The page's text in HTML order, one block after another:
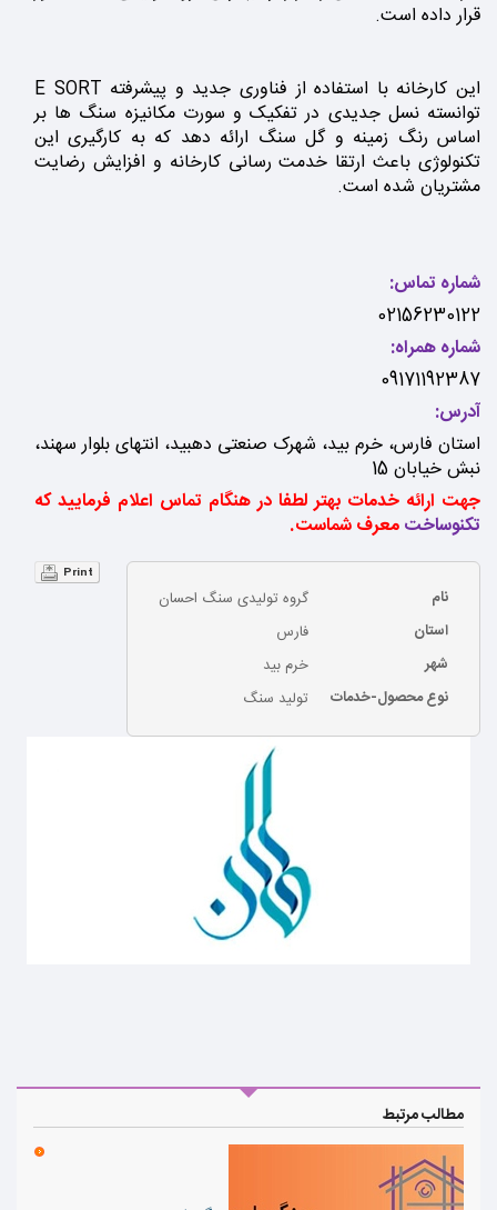
قرار داده است.
این کارخانه با استفاده از فناوری جدید و پیشرفته E SORT
توانسته نسل جدیدی در تفکیک و سورت مکانیزه سنگ ها بر
اساس رنگ زمینه و گل سنگ ارائه دهد که به کارگیری این
تکنولوژی باعث ارتقا خدمت رسانی کارخانه و افزایش رضایت
مشتریان شده است.
شماره تماس:
02156230122
شماره همراه:
09171192387
آدرس:
استان فارس، خرم بید، شهرک صنعتی دهبید، انتهای بلوار سهند،
نبش خیابان 15
جهت ارائه خدمات بهتر لطفا در هنگام تماس اعلام فرمایید که
تکنوساختمعرف شماست.
نام
گروه تولیدی سنگ احسان
استان
فارس
شهر
خرم بید
نوع محصول-خدمات
تولید سنگ
Print
مطالب مرتبط